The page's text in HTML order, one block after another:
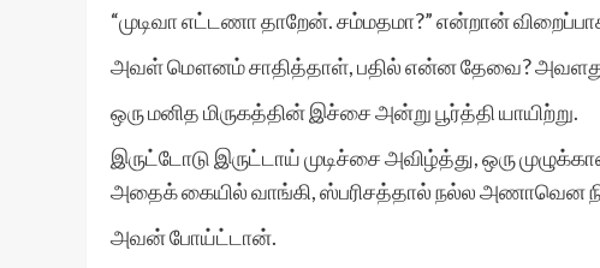
“முடிவா எட்டணா தாறேன். சம்மதமா?” என்றான்
அவள் மௌனம் சாதித்தாள், பதில் என்ன தேவை?
ஒரு மனித மிருகத்தின் இச்சை அன்று பூர்த்தி யாயிற்று.
இருட்டோடு இருட்டாய் முடிச்சை அவிழ்த்து, ஒரு
அதைக் கையில் வாங்கி, ஸ்பரிசத்தால் நல்ல அணாவென
அவன் போய்ட்டான்.